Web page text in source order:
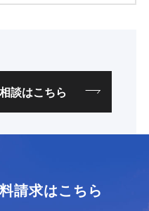
談はこちら
請求はこちら